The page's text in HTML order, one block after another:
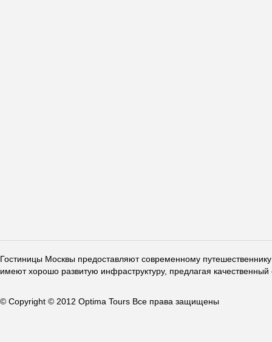
Гостиницы Москвы предоставляют современному
имеют хорошо развитую инфраструктуру, предлагая
© Copyright © 2012 Optima Tours Все права защищены